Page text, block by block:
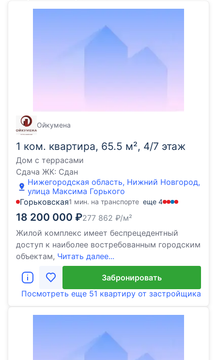
1 ком. квартира, 65.5 м², 4/7 этаж
Дом с террасами
Сдача ЖК: Сдан
Нижегородская область, Нижний Новгород,
улица Максима Горького
Горьковская1 мин. на транспорте еще 4
18 200 000 ₽277 862 ₽/м²
Жилой комплекс имеет беспрецедентный
доступ к наиболее востребованным городским
объектам, Читать далее...
Ойкумена
Забронировать
Посмотреть еще 51 квартиру от застройщика